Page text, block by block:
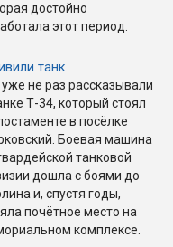
достойно
этот период.
танк
не раз рассказывали
Т-34, который стоял
в посёлке
Боевая машина
танковой
дошла с боями до
и, спустя годы,
почётное место на
комплексе.